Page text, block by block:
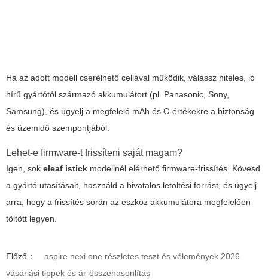
Ha az adott modell cserélhető cellával működik, válassz hiteles, jó
hírű gyártótól származó akkumulátort (pl. Panasonic, Sony,
Samsung), és ügyelj a megfelelő mAh és C-értékekre a biztonság
és üzemidő szempontjából.
Lehet-e firmware-t frissíteni saját magam?
Igen, sok eleaf istick modellnél elérhető firmware-frissítés. Kövesd
a gyártó utasításait, használd a hivatalos letöltési forrást, és ügyelj
arra, hogy a frissítés során az eszköz akkumulátora megfelelően
töltött legyen.
Előző：
aspire nexi one részletes teszt és vélemények 2026
vásárlási tippek és ár-összehasonlítás